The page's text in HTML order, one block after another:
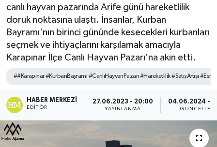
canlı hayvan pazarında Arife günü hareketlilik
doruk noktasına ulaştı. İnsanlar, Kurban
Bayramı'nın birinci gününde kesecekleri kurbanları
seçmek ve ihtiyaçlarını karşılamak amacıyla
Karapınar İlçe Canlı Hayvan Pazarı'na akın etti.
##Karapınar #KurbanBayramı #CanlıHayvanPazarı #Hareketlilik #SatışArtışı
HABER MERKEZI
EDITÖR
27.06.2023 - 20:00
YAYINLANMA
04.06.2024 -